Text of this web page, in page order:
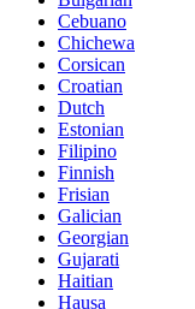
Cebuano
Chichewa
Corsican
Croatian
Dutch
Estonian
Filipino
Finnish
Frisian
Galician
Georgian
Gujarati
Haitian
Hausa